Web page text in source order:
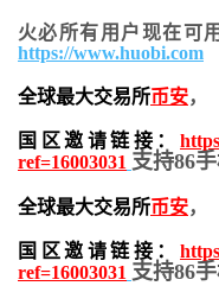
火必所有用户现在可
https://www.huobi.com
全球最大交易所币安，
国区邀请链接：
ref=16003031 支持86
全球最大交易所币安，
国区邀请链接：
ref=16003031 支持86